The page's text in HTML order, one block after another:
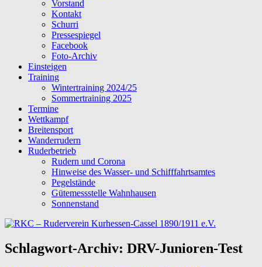
Vorstand
Kontakt
Schurri
Pressespiegel
Facebook
Foto-Archiv
Einsteigen
Training
Wintertraining 2024/25
Sommertraining 2025
Termine
Wettkampf
Breitensport
Wanderrudern
Ruderbetrieb
Rudern und Corona
Hinweise des Wasser- und Schifffahrtsamtes
Pegelstände
Gütemessstelle Wahnhausen
Sonnenstand
Schlagwort-Archiv: DRV-Junioren-Test